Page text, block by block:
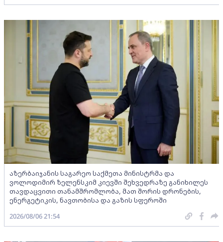
აზერბაიჯანის საგარეო საქმეთა მინისტრმა და
ვოლოდიმირ ზელენსკიმ კიევში შეხვედრაზე განიხილეს
თავდაცვითი თანამშრომლობა, მათ შორის დრონების,
ენერგეტიკის, ნავთობისა და გაზის სფეროში
2026/08/06 21:54